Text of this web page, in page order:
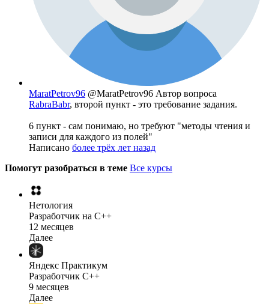
MaratPetrov96 @MaratPetrov96 Автор вопроса
RabraBabr, второй пункт - это требование задания.
6 пункт - сам понимаю, но требуют "методы чтения и
записи для каждого из полей"
Написано более трёх лет назад
Помогут разобраться в теме Все курсы
Нетология
Разработчик на C++
12 месяцев
Далее
Яндекс Практикум
Разработчик C++
9 месяцев
Далее